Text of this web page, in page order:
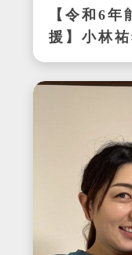
【令和6
援】小林
スパイク